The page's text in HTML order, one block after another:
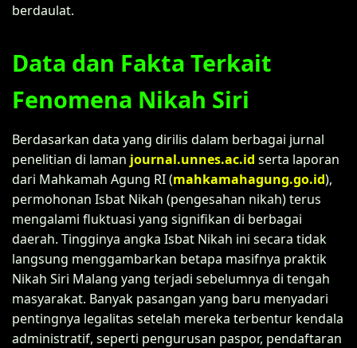
berdaulat.
Data dan Fakta Terkait
Fenomena Nikah Siri
Berdasarkan data yang dirilis dalam berbagai jurnal
penelitian di laman journal.unnes.ac.id serta laporan
dari Mahkamah Agung RI (mahkamahagung.go.id),
permohonan Isbat Nikah (pengesahan nikah) terus
mengalami fluktuasi yang signifikan di berbagai
daerah. Tingginya angka Isbat Nikah ini secara tidak
langsung menggambarkan betapa masifnya praktik
Nikah Siri Malang yang terjadi sebelumnya di tengah
masyarakat. Banyak pasangan yang baru menyadari
pentingnya legalitas setelah mereka terbentur kendala
administratif, seperti pengurusan paspor, pendaftaran